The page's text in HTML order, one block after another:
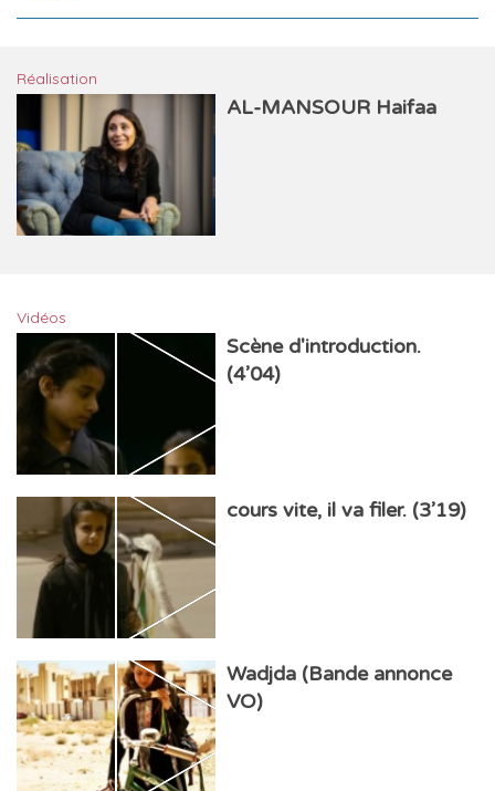
Réalisation
AL-MANSOUR Haifaa
Vidéos
Scène d'introduction.
(4’04)
cours vite, il va filer. (3’19)
Wadjda (Bande annonce
VO)